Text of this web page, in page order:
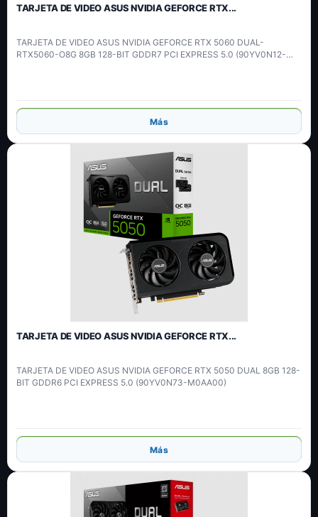
TARJETA DE VIDEO ASUS NVIDIA GEFORCE RTX...
TARJETA DE VIDEO ASUS NVIDIA GEFORCE RTX 5060 DUAL-
RTX5060-O8G 8GB 128-BIT GDDR7 PCI EXPRESS 5.0 (90YV0N12-
Añadir
Más
TARJETA DE VIDEO ASUS NVIDIA GEFORCE RTX...
TARJETA DE VIDEO ASUS NVIDIA GEFORCE RTX 5050 DUAL 8GB 128-
BIT GDDR6 PCI EXPRESS 5.0 (90YV0N73-M0AA00)
Añadir
Más